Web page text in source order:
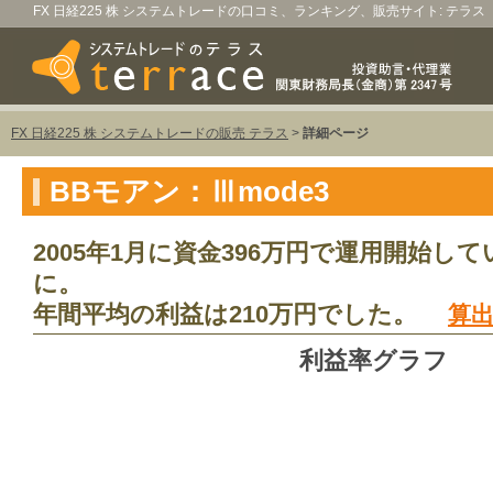
FX 日経225 株 システムトレードの口コミ、ランキング、販売サイト: テラス
FX 日経225 株 システムトレードの販売 テラス > 詳細ページ
BBモアン：Ⅲmode3
2005年1月に資金396万円で運用開始して
に。
年間平均の利益は210万円でした。 算
利益率グラフ